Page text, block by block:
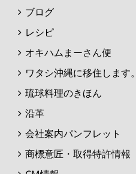
ブログ
レシピ
オキハムまーさん便
ワタシ沖縄に移住します。
琉球料理のきほん
沿革
会社案内パンフレット
商標意匠・取得特許情報